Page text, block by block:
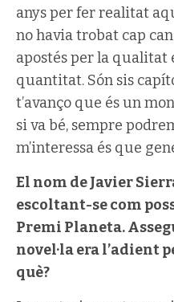
anys per fer realitat
no havia trobat cap
apostés per la qualitat
quantitat. Són sis
t’avanço que és un
si va bé, sempre
m’interessa és que
El nom de Javier
escoltant-se com
Premi Planeta.
novel·la era l’adient
què?